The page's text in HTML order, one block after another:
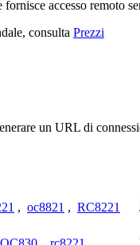
accesso remoto
consulta Prezzi
un URL di
, oc8821 , RC8221